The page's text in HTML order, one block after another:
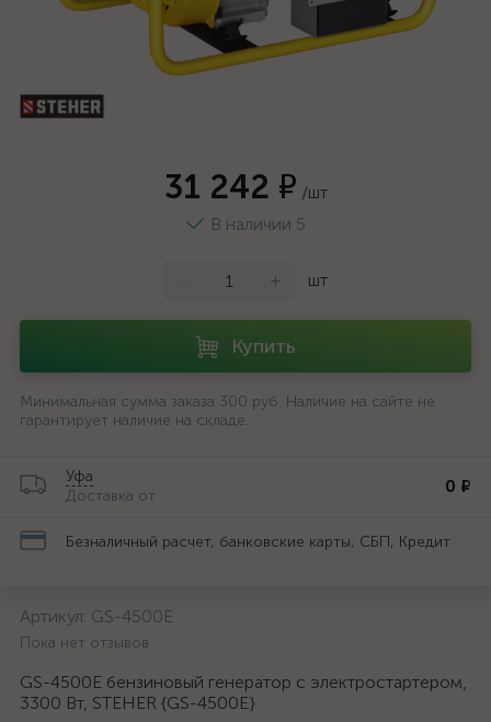
31 242 ₽ /шт
В наличии 5
+ шт
Купить
Минимальная сумма заказа 300 руб. Наличие на сайте не
гарантирует наличие на складе.
Уфа
Доставка от
0 ₽
Безналичный расчет, банковские карты, СБП, Кредит
Артикул: GS-4500Е
Пока нет отзывов
GS-4500Е бензиновый генератор с электростартером,
3300 Вт, STEHER {GS-4500Е}